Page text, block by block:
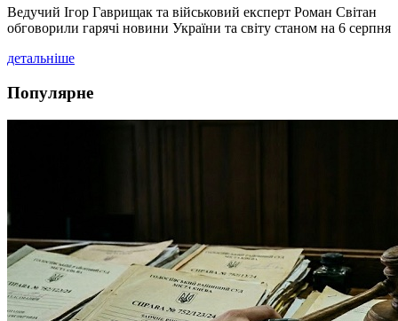
Ведучий Ігор Гаврищак та військовий експерт Роман Світан
обговорили гарячі новини України та світу станом на 6 серпня
детальніше
Популярне